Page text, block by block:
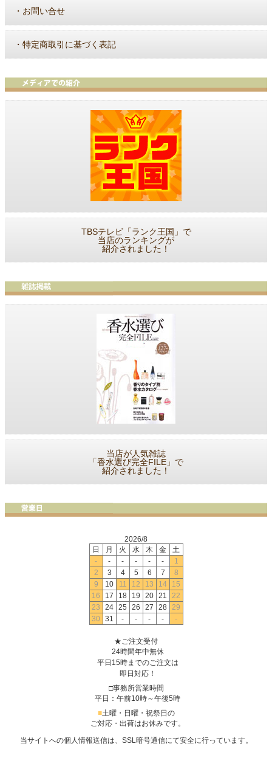
・ お問い合せ
・ 特定商取引に基づく表記
TBSテレビ「ランク王国」で
当店のランキングが
紹介されました！
当店が人気雑誌
「香水選び完全FILE」で
紹介されました！
2026/8
日
月 火 水 木 金
土
-
- - - - -
1
2
3 4 5 6 7
8
9
10 11 12 13 14
15
16
17 18 19 20 21
22
23
24 25 26 27 28 29
30
31 - - - - -
★ご注文受付
24時間年中無休
平日15時までのご注文は
即日対応！
□事務所営業時間
平日：午前10時～午後5時
■土曜・日曜・祝祭日の
ご対応・出荷はお休みです。
当サイトへの個人情報送信は、SSL暗号通信にて安全に行っています。